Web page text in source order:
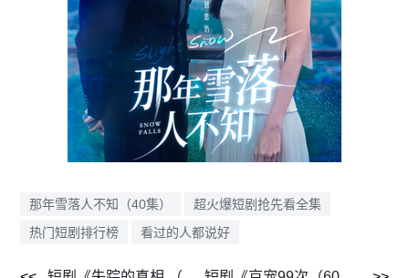
那年雪落人不知（40集）
超火爆短剧抢先看全集
热门短剧排行榜
看过的人都说好